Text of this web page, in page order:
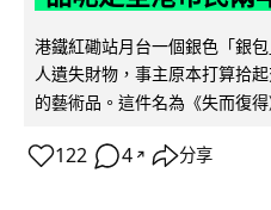
港鐵紅磡站月台一個銀色「銀
人遺失財物，事主原本打算拾
的藝術品。這件名為《失而復
122 4 ↗ 分享